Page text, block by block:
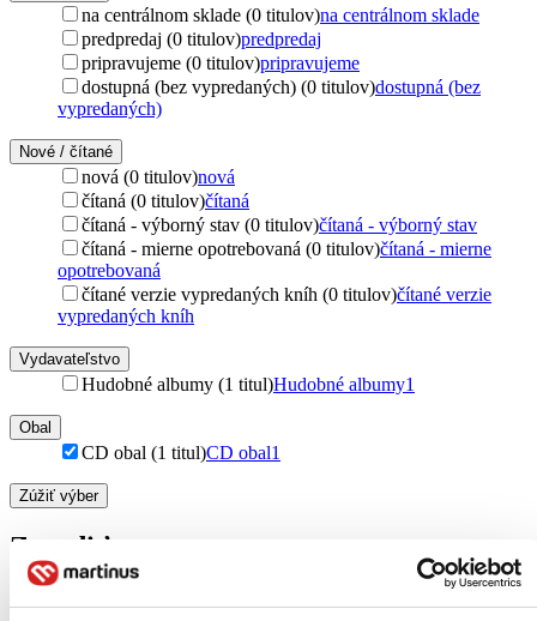
na centrálnom sklade (0 titulov)na centrálnom sklade
predpredaj (0 titulov)predpredaj
pripravujeme (0 titulov)pripravujeme
dostupná (bez vypredaných) (0 titulov)dostupná (bez
vypredaných)
Nové / čítané
nová (0 titulov)nová
čítaná (0 titulov)čítaná
čítaná - výborný stav (0 titulov)čítaná - výborný stav
čítaná - mierne opotrebovaná (0 titulov)čítaná - mierne
opotrebovaná
čítané verzie vypredaných kníh (0 titulov)čítané verzie
vypredaných kníh
Vydavateľstvo
Hudobné albumy (1 titul)Hudobné albumy1
Obal
CD obal (1 titul)CD obal1
Zúžiť výber
Zoradiť